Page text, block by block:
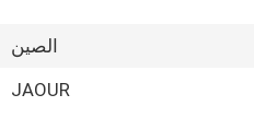
الصين
JAOUR